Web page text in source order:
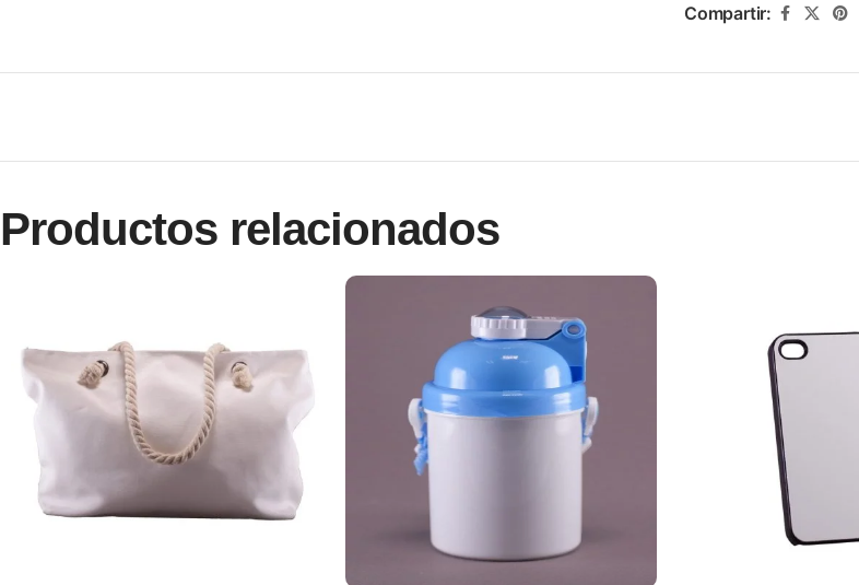
Compartir:
Productos relacionados